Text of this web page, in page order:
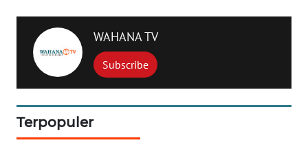
WAHANA TV
Subscribe
Terpopuler
WAHANA
TRAVEL
WAHANA
TV
WAHANANEWS
ID